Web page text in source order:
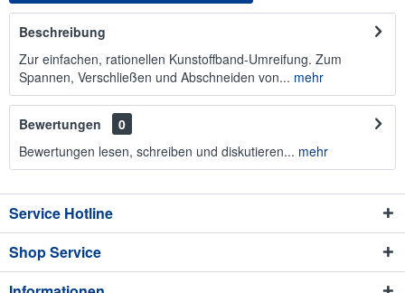
Beschreibung
Zur einfachen, rationellen Kunstoffband-Umreifung. Zum
Spannen, Verschließen und Abschneiden von... mehr
Bewertungen
0
Bewertungen lesen, schreiben und diskutieren... mehr
Service Hotline
Shop Service